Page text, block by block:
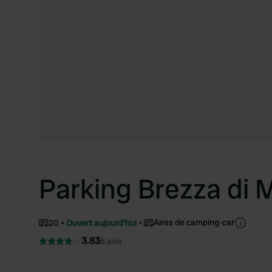
Parking Brezza di
20 Ouvert aujourd'hui Aires de camping-car
3.836 avis